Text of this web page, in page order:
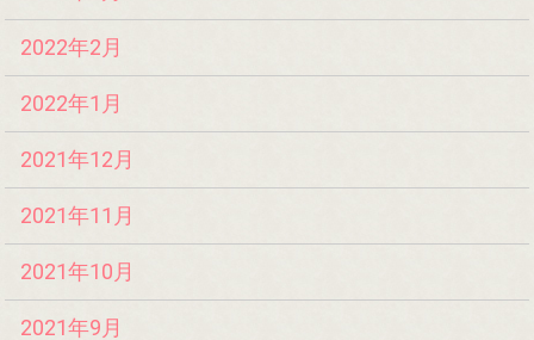
2022年2月
2022年1月
2021年12月
2021年11月
2021年10月
2021年9月